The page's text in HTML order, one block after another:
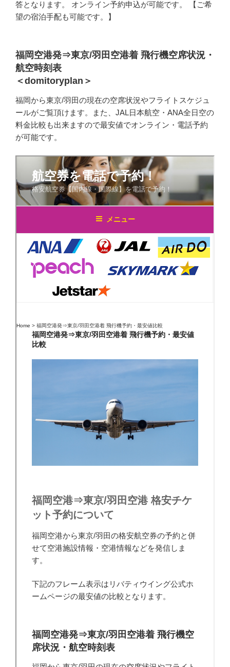
答となります。 オンライン予約申込が可能です。 【ご希
望の宿泊手配も可能です。】
福岡空港発⇒東京/羽田空港着 飛行機空席状況・
航空時刻表
＜domitoryplan＞
福岡から東京/羽田の現在の空席状況やフライトスケジュ
ールがご覧頂けます。また、JAL日本航空・ANA全日空の
料金比較も出来ますので最安値でオンライン・電話予約
が可能です。